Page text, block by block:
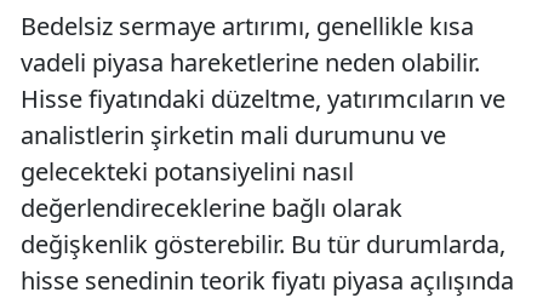
Bedelsiz sermaye artırımı, genellikle kısa
vadeli piyasa hareketlerine neden olabilir.
Hisse fiyatındaki düzeltme, yatırımcıların ve
analistlerin şirketin mali durumunu ve
gelecekteki potansiyelini nasıl
değerlendireceklerine bağlı olarak
değişkenlik gösterebilir. Bu tür durumlarda,
hisse senedinin teorik fiyatı piyasa açılışında